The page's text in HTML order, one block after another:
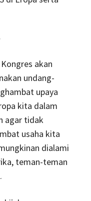
akan
undang-
upaya
kita dalam
agar tidak
usaha kita
dialami
teman-teman